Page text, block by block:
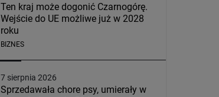
Ten kraj może dogonić Czarnogórę.
Wejście do UE możliwe już w 2028
roku
BIZNES
7 sierpnia 2026
Sprzedawała chore psy, umierały w